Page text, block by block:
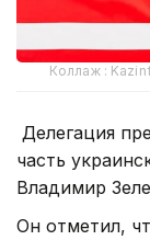
Коллаж :
Делегация
часть
Владимир
Он отметил,